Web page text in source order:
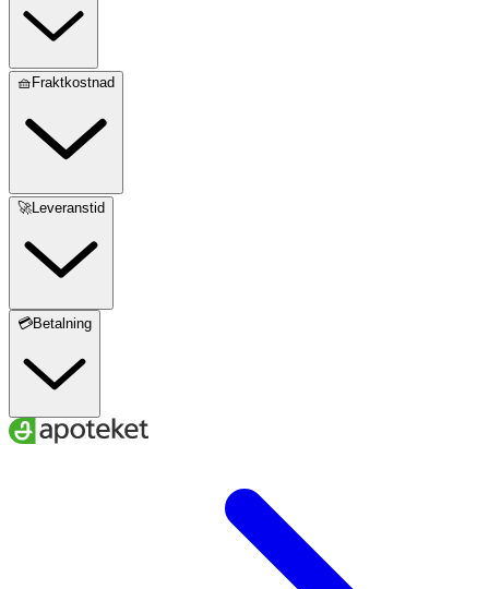
🧺Fraktkostnad
🚀Leveranstid
💳Betalning